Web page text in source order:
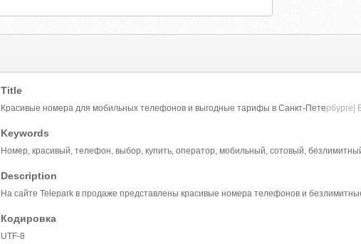
Title
Красивые номера для мобильных телефонов и выгодные тарифы в Санкт-Петербурге|
Keywords
Номер, красивый, телефон, выбор, купить, оператор, мобильный, сотовый,
Description
На сайте Telepark в продаже представлены красивые номера телефонов и
Кодировка
UTF-8